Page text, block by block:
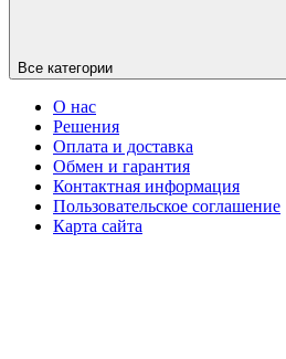
Все категории
О нас
Решения
Оплата и доставка
Обмен и гарантия
Контактная информация
Пользовательское соглашение
Карта сайта